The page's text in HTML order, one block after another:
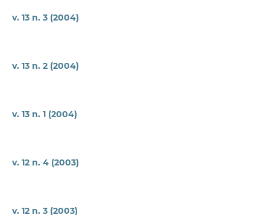
v. 13 n. 3 (2004)
v. 13 n. 2 (2004)
v. 13 n. 1 (2004)
v. 12 n. 4 (2003)
v. 12 n. 3 (2003)